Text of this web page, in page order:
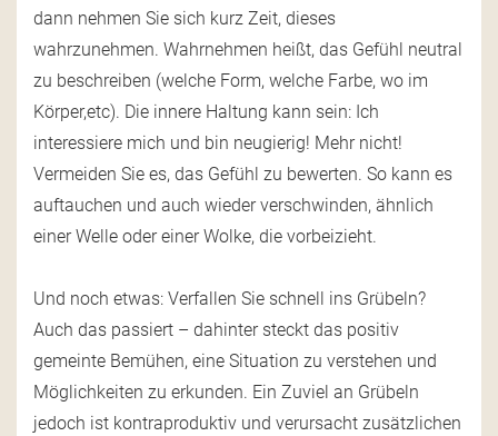
dann nehmen Sie sich kurz Zeit, dieses
wahrzunehmen. Wahrnehmen heißt, das Gefühl neutral
zu beschreiben (welche Form, welche Farbe, wo im
Körper,etc). Die innere Haltung kann sein: Ich
interessiere mich und bin neugierig! Mehr nicht!
Vermeiden Sie es, das Gefühl zu bewerten. So kann es
auftauchen und auch wieder verschwinden, ähnlich
einer Welle oder einer Wolke, die vorbeizieht.
Und noch etwas: Verfallen Sie schnell ins Grübeln?
Auch das passiert – dahinter steckt das positiv
gemeinte Bemühen, eine Situation zu verstehen und
Möglichkeiten zu erkunden. Ein Zuviel an Grübeln
jedoch ist kontraproduktiv und verursacht zusätzlichen